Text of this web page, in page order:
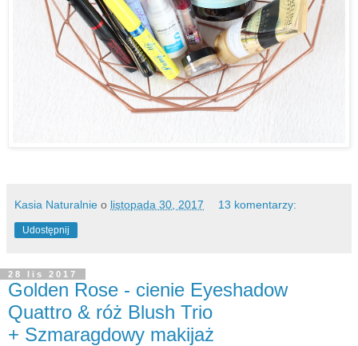
Kasia Naturalnie o listopada 30, 2017 13 komentarzy:
Udostępnij
28 lis 2017
Golden Rose - cienie Eyeshadow
Quattro & róż Blush Trio
+ Szmaragdowy makijaż